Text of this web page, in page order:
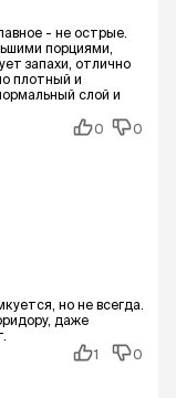
- не острые.
порциями,
запахи, отлично
плотный и
слой и
0 0
но не всегда.
даже
1
0